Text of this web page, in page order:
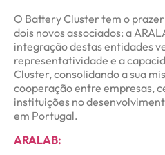
O Battery Cluster tem o
dois novos associados: a
integração destas entidades
representatividade e a
Cluster, consolidando a sua
cooperação entre empresas,
instituições no
em Portugal.
ARALAB: